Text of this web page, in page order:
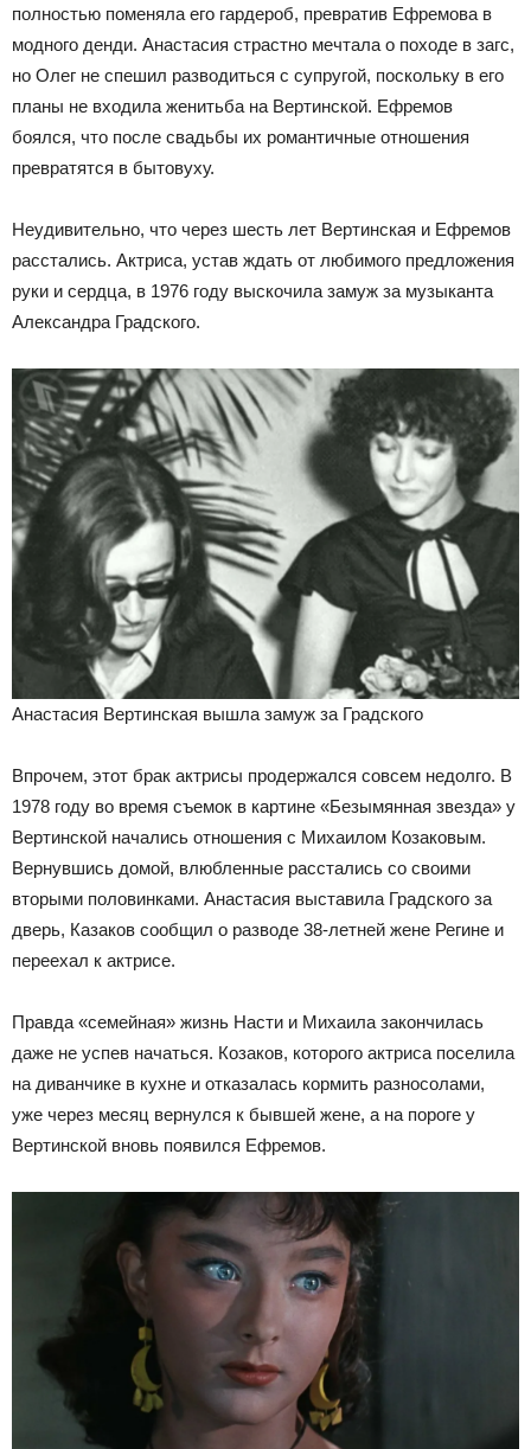
полностью поменяла его гардероб, превратив Ефремова в
модного денди. Анастасия страстно мечтала о походе в загс,
но Олег не спешил разводиться с супругой, поскольку в его
планы не входила женитьба на Вертинской. Ефремов
боялся, что после свадьбы их романтичные отношения
превратятся в бытовуху.
Неудивительно, что через шесть лет Вертинская и Ефремов
расстались. Актриса, устав ждать от любимого предложения
руки и сердца, в 1976 году выскочила замуж за музыканта
Александра Градского.
Анастасия Вертинская вышла замуж за Градского
Впрочем, этот брак актрисы продержался совсем недолго. В
1978 году во время съемок в картине «Безымянная звезда» у
Вертинской начались отношения с Михаилом Козаковым.
Вернувшись домой, влюбленные расстались со своими
вторыми половинками. Анастасия выставила Градского за
дверь, Казаков сообщил о разводе 38-летней жене Регине и
переехал к актрисе.
Правда «семейная» жизнь Насти и Михаила закончилась
даже не успев начаться. Козаков, которого актриса поселила
на диванчике в кухне и отказалась кормить разносолами,
уже через месяц вернулся к бывшей жене, а на пороге у
Вертинской вновь появился Ефремов.